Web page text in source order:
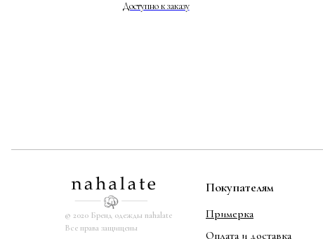
Примерка
Оплата и доставка
Покупателям
© 2020 Бренд одежды nahalate
Все права защищены